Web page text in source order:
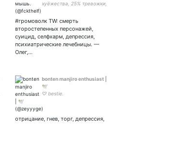
хуёжества, 25% тревожки,
идей и 35% остальных
разноплановых эмоций.
#громоволк TW: смерть
второстепенных персонажей,
суицид, селфхарм, депрессия,
психиатрические лечебницы. —
Олег,…
bonten manjiro enthusiast |
🕊️
♡ bestie.
отрицание, гнев, торг, депрессия,